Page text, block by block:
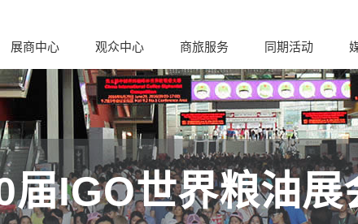
展商中心 观众中心 商旅服务 同期活动
届IGO世界粮油展